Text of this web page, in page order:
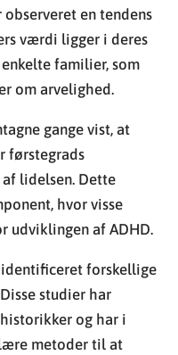
en tendens
værdi ligger i deres
familier, som
om arvelighed.
gange vist, at
førstegrads
lidelsen. Dette
hvor visse
udviklingen af ADHD.
identificeret forskellige
studier har
og har i
metoder til at